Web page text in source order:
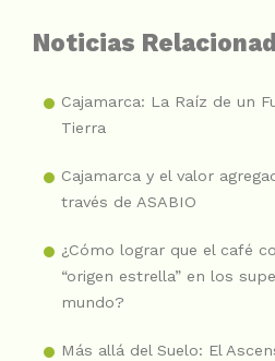
Noticias
Cajamarca: La Raíz de un
Tierra
Cajamarca y el valor
través de ASABIO
¿Cómo lograr que el café
“origen estrella” en los
mundo?
Más allá del Suelo: El